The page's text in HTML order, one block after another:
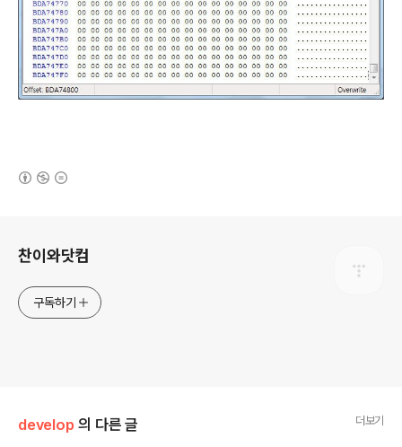
찬이와닷컴
구독하기
develop 의 다른 글 더보기